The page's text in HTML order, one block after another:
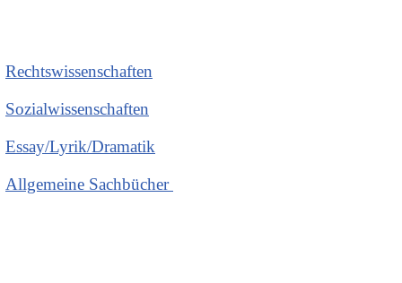
Rechtswissenschaften
Sozialwissenschaften
Essay/Lyrik/Dramatik
Allgemeine Sachbücher